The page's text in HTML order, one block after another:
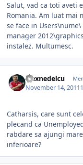
Salut, vad ca toti aveti
Romania. Am luat mai
se face in
manager
instalez. Multumesc.
alexnedelcu
November 14, 2011
Catharsis, care sunt
plecand ca
rabdare sa ajungi
inferioare?